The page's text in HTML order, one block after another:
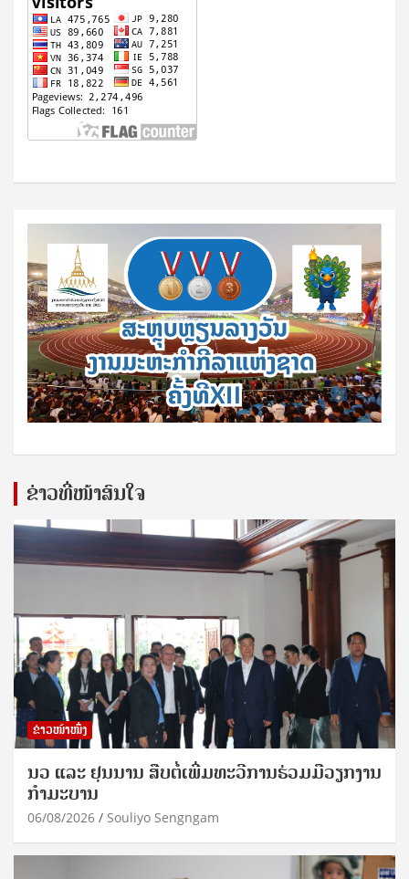
ຂ່າວທີ່ໜ້າສົນໃຈ
ຂ່າວໜ້າໜຶ່ງ
ນວ ແລະ ຢຸນນານ ສືບຕໍ່ເພີ່ມທະວີການຮ່ວມມືວຽກງານ
ກຳມະບານ
06/08/2026 Souliyo Sengngam